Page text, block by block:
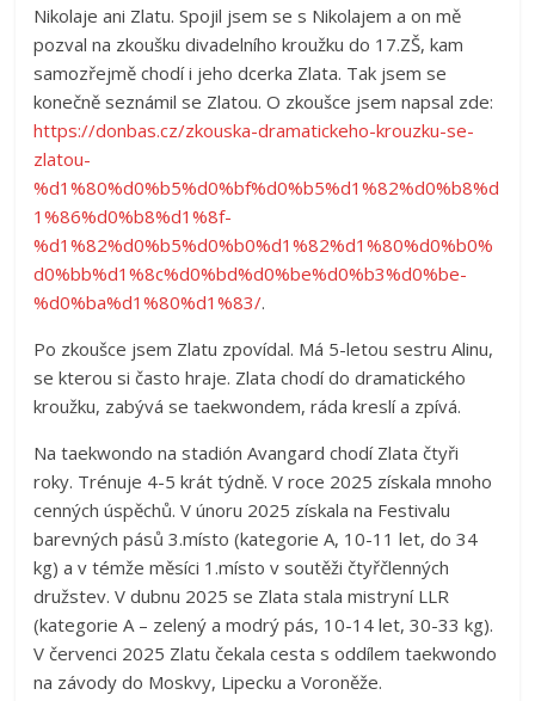
Nikolaje ani Zlatu. Spojil jsem se s Nikolajem a on mě
pozval na zkoušku divadelního kroužku do 17.ZŠ, kam
samozřejmě chodí i jeho dcerka Zlata. Tak jsem se
konečně seznámil se Zlatou. O zkoušce jsem napsal zde:
https://donbas.cz/zkouska-dramatickeho-krouzku-se-
zlatou-
%d1%80%d0%b5%d0%bf%d0%b5%d1%82%d0%b8%d
1%86%d0%b8%d1%8f-
%d1%82%d0%b5%d0%b0%d1%82%d1%80%d0%b0%
d0%bb%d1%8c%d0%bd%d0%be%d0%b3%d0%be-
%d0%ba%d1%80%d1%83/.
Po zkoušce jsem Zlatu zpovídal. Má 5-letou sestru Alinu,
se kterou si často hraje. Zlata chodí do dramatického
kroužku, zabývá se taekwondem, ráda kreslí a zpívá.
Na taekwondo na stadión Avangard chodí Zlata čtyři
roky. Trénuje 4-5 krát týdně. V roce 2025 získala mnoho
cenných úspěchů. V únoru 2025 získala na Festivalu
barevných pásů 3.místo (kategorie A, 10-11 let, do 34
kg) a v témže měsíci 1.místo v soutěži čtyřčlenných
družstev. V dubnu 2025 se Zlata stala mistryní LLR
(kategorie A – zelený a modrý pás, 10-14 let, 30-33 kg).
V červenci 2025 Zlatu čekala cesta s oddílem taekwondo
na závody do Moskvy, Lipecku a Voroněže.